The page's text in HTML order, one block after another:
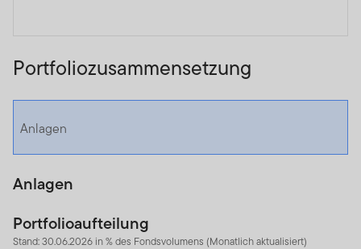
Portfoliozusammensetzung
Anlagen
Anlagen
Portfolioaufteilung
Stand: 30.06.2026 in % des Fondsvolumens (Monatlich aktualisiert)